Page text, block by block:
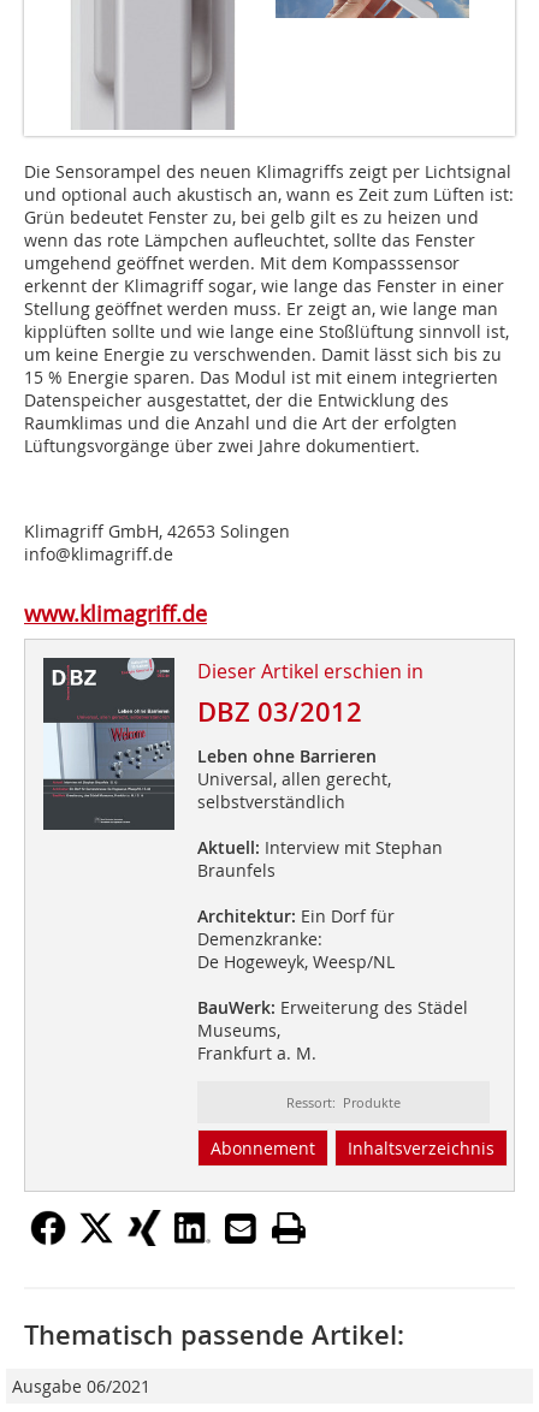
Die Sensorampel des neuen Klimagriffs zeigt per Lichtsignal
und optional auch akustisch an, wann es Zeit zum Lüften ist:
Grün bedeutet Fenster zu, bei gelb gilt es zu heizen und
wenn das rote Lämpchen aufleuchtet, sollte das Fenster
umgehend geöffnet werden. Mit dem Kompasssensor
erkennt der Klimagriff sogar, wie lange das Fenster in einer
Stellung geöffnet werden muss. Er zeigt an, wie lange man
kipplüften sollte und wie lange eine Stoßlüftung sinnvoll ist,
um keine Energie zu verschwenden. Damit lässt sich bis zu
15 % Energie sparen. Das Modul ist mit einem integrierten
Datenspeicher ausgestattet, der die Entwicklung des
Raumklimas und die Anzahl und die Art der erfolgten
Lüftungsvorgänge über zwei Jahre dokumentiert.
Klimagriff GmbH, 42653 Solingen
info@klimagriff.de
www.klimagriff.de
Dieser Artikel erschien in
DBZ 03/2012
Leben ohne Barrieren
Universal, allen gerecht,
selbstverständlich
Aktuell: Interview mit Stephan
Braunfels
Architektur: Ein Dorf für
Demenzkranke:
De Hogeweyk, Weesp/NL
BauWerk: Erweiterung des Städel
Museums,
Frankfurt a. M.
Ressort: Produkte
Abonnement Inhaltsverzeichnis
Thematisch passende Artikel:
Ausgabe 06/2021